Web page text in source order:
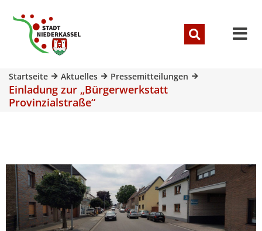
Startseite Aktuelles Pressemitteilungen
Einladung zur „Bürgerwerkstatt
Provinzialstraße“